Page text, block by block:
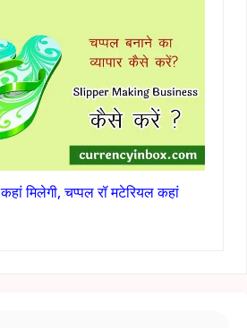
मिलेगी, चप्पल रॉ मटेरियल कहां